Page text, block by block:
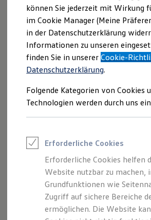
Angebote und Produkte
Aktuelle Angebote
E-Auto-Förderung
Volkswagen Marktplatz
Die ENERGY Sondermodelle
Junge Gebrauchtwagen und
Volkswagen Zertifizierte
Elektromobilität bei
Saisonangebote
Reifenpakete
Leasing
Leasing-Angebote
Elektroauto Leasing
Kleinwagen-Leasing
Leasing ohne Anzahlung
Finanzierung
Autokredit mit
Versicherungen und Garantien
Kfz-Versicherung
Finden Sie die passende Rad-/
für Ihren Volkswagen
Komfortabler unterwegs mit
optisch und technisch auf Ihr Fahrzeug
sondern sich durch eine passende
können Sie jederzeit mit Wirkung
im Cookie Manager (Meine
in der Datenschutzerklärung
Informationen zu unseren
finden Sie in unsererCookie-
Datenschutzerklärung.
Folgende Kategorien von Cookies
Technologien werden durch uns
Erforderliche Cookies
Erforderliche Cookies helfen
Website nutzbar zu machen,
Grundfunktionen wie
Zugriff auf sichere Bereiche
ermöglichen. Die Website